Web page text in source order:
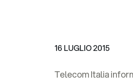
16 LUGLIO 2015
Telecom Italia